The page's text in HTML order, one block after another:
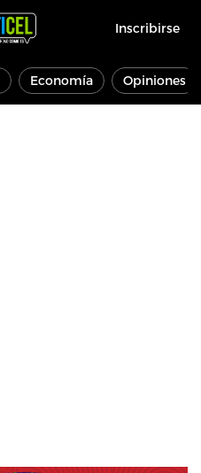
Inscribirse
Economía Opiniones